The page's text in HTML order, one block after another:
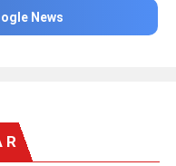
News